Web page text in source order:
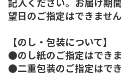
望日のご指定はできません
【のし・包装について】
●のし紙のご指定はできま
●二重包装のご指定はでき